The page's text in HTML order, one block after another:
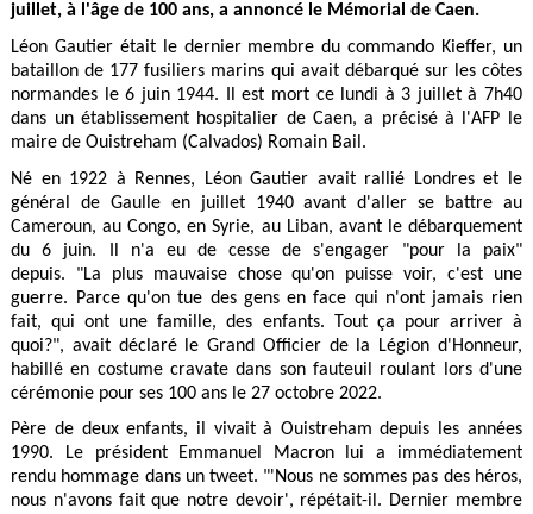
juillet, à l'âge de 100 ans, a annoncé le Mémorial de Caen.
Léon Gautier était le dernier membre du commando Kieffer, un
bataillon de 177 fusiliers marins qui avait débarqué sur les côtes
normandes le 6 juin 1944. Il est mort ce lundi à 3 juillet à 7h40
dans un établissement hospitalier de Caen, a précisé à l'AFP le
maire de Ouistreham (Calvados) Romain Bail.
Né en 1922 à Rennes, Léon Gautier avait rallié Londres et le
général de Gaulle en juillet 1940 avant d'aller se battre au
Cameroun, au Congo, en Syrie, au Liban, avant le débarquement
du 6 juin. Il n'a eu de cesse de s'engager "pour la paix"
depuis. "La plus mauvaise chose qu'on puisse voir, c'est une
guerre. Parce qu'on tue des gens en face qui n'ont jamais rien
fait, qui ont une famille, des enfants. Tout ça pour arriver à
quoi?", avait déclaré le Grand Officier de la Légion d'Honneur,
habillé en costume cravate dans son fauteuil roulant lors d'une
cérémonie pour ses 100 ans le 27 octobre 2022.
Père de deux enfants, il vivait à Ouistreham depuis les années
1990. Le président Emmanuel Macron lui a immédiatement
rendu hommage dans un tweet. "'Nous ne sommes pas des héros,
nous n'avons fait que notre devoir', répétait-il. Dernier membre